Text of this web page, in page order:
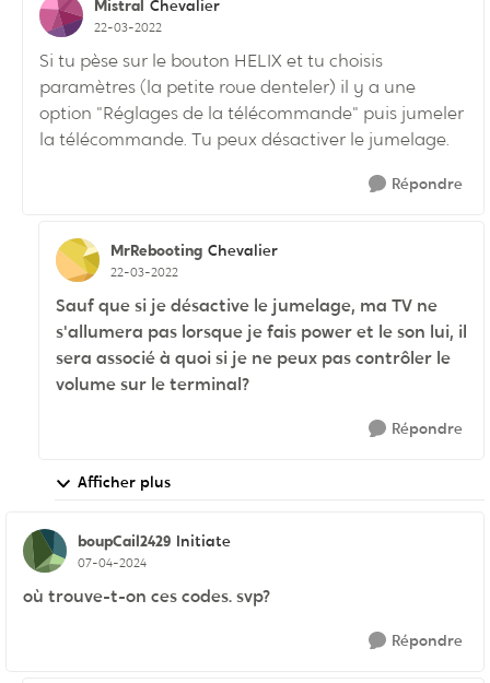
Mistral Chevalier
22-03-2022
Si tu pèse sur le bouton HELIX et tu choisis
paramètres (la petite roue denteler) il y a une
option "Réglages de la télécommande" puis jumeler
la télécommande. Tu peux désactiver le jumelage.
Répondre
MrRebooting Chevalier
22-03-2022
Sauf que si je désactive le jumelage, ma TV ne
s'allumera pas lorsque je fais power et le son lui, il
sera associé à quoi si je ne peux pas contrôler le
volume sur le terminal?
Répondre
Afficher plus
boupCail2429 Initiate
07-04-2024
où trouve-t-on ces codes. svp?
Répondre